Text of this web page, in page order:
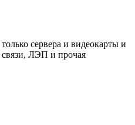
сервера и видеокарты и
ЛЭП и прочая